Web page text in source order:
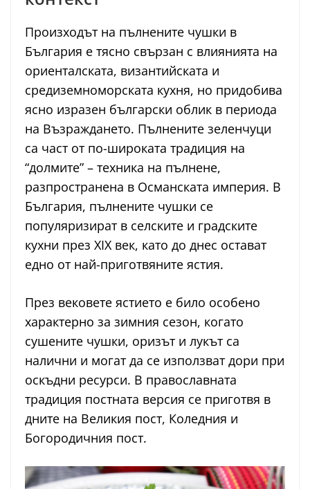
Произходът на пълнените чушки в
България е тясно свързан с влиянията на
ориенталската, византийската и
средиземноморската кухня, но придобива
ясно изразен български облик в периода
на Възраждането. Пълнените зеленчуци
са част от по-широката традиция на
“долмите” – техника на пълнене,
разпространена в Османската империя. В
България, пълнените чушки се
популяризират в селските и градските
кухни през XIX век, като до днес остават
едно от най-приготвяните ястия.
През вековете ястието е било особено
характерно за зимния сезон, когато
сушените чушки, оризът и лукът са
налични и могат да се използват дори при
оскъдни ресурси. В православната
традиция постната версия се приготвя в
дните на Великия пост, Коледния и
Богородичния пост.